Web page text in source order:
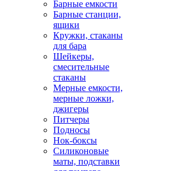
Барные емкости
Барные станции,
ящики
Кружки, стаканы
для бара
Шейкеры,
смесительные
стаканы
Мерные емкости,
мерные ложки,
джигеры
Питчеры
Подносы
Нок-боксы
Силиконовые
маты, подставки